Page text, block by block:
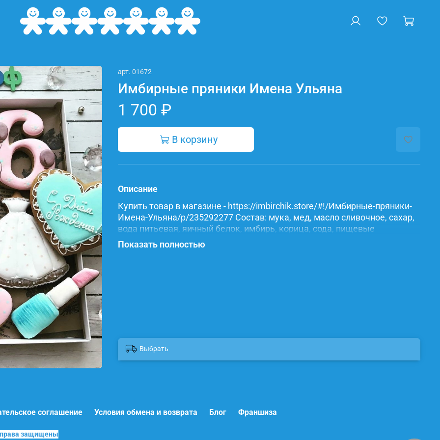
арт. 01672
Имбирные пряники Имена Ульяна
1 700 ₽
В корзину
Описание
Купить товар в магазине - https://imbirchik.store/#!/Имбирные-пряники-
Имена-Ульяна/p/235292277 Состав: мука, мед, масло сливочное, сахар,
вода питьевая, яичный белок, имбирь, корица, сода, пищевые
красители.
Показать полностью
Выбрать
соглашение Условия обмена и возврата Блог Франшиза
права защищены